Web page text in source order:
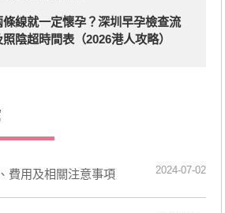
條線就一定懷孕？深圳早孕檢查流
陰超時間表（2026港人攻略）
費用及相關注意事項 2024-07-02